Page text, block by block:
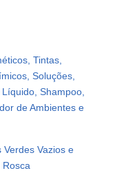
Tintas,
Soluções,
Shampoo,
de Ambientes e
Vazios e